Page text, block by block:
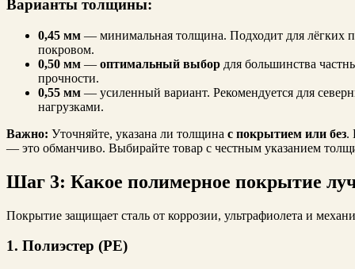
Варианты толщины:
0,45 мм — минимальная толщина. Подходит для лёгких
покровом.
0,50 мм — оптимальный выбор для большинства
прочности.
0,55 мм — усиленный вариант. Рекомендуется для
нагрузками.
Важно: Уточняйте, указана ли толщина с покрытием или без.
— это обманчиво. Выбирайте товар с честным указанием
Шаг 3: Какое полимерное покрытие
Покрытие защищает сталь от коррозии, ультрафиолета и
1. Полиэстер (PE)